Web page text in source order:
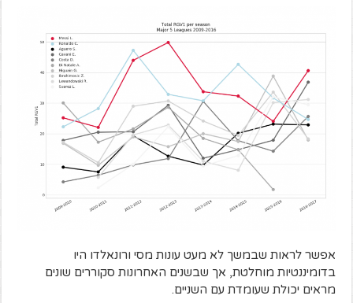
אפשר לראות שבמשך לא מעט עונות מסי ורונאלדו היו
בדומיננטיות מוחלטת, אך שבשנים האחרונות סקוררים שונים
מראים יכולת שעומדת עם השניים.